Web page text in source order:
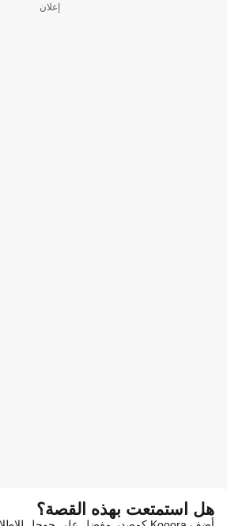
إعلان
هل استمتعت بهذه القصة؟